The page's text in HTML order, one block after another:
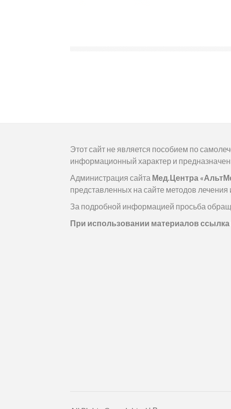
Этот сайт не является пособием по
информационный характер и
Администрация сайта Мед.Центра
представленных на сайте методов лечения
За подробной информацией просьба
При использовании материалов ссылка